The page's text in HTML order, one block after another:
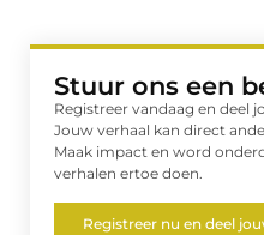
Stuur ons een
Registreer vandaag en deel
Jouw verhaal kan direct
Maak impact en word
verhalen ertoe doen.
Registreer nu en deel